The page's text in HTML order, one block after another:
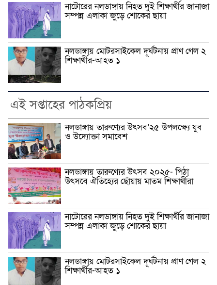
নাটোরের নলডাঙ্গায় নিহত দুই শিক্ষার্থীর জানাজা
সম্পন্ন এলাকা জুড়ে শোকের ছায়া
নলডাঙ্গায় মোটরসাইকেল দূর্ঘটনায় প্রাণ গেল ২
শিক্ষার্থীর-আহত ১
এই সপ্তাহের পাঠকপ্রিয়
নলডাঙ্গায় তারুণ্যের উৎসব’২৫ উপলক্ষ্যে যুব
ও উদ্যোক্তা সমাবেশ
নলডাঙ্গায় তারুণ্যের উৎসব ২০২৫- পিঠা
উৎসবে ঐতিহ্যের ছোঁয়ায় মাতম শিক্ষার্থীরা
নাটোরের নলডাঙ্গায় নিহত দুই শিক্ষার্থীর জানাজা
সম্পন্ন এলাকা জুড়ে শোকের ছায়া
নলডাঙ্গায় মোটরসাইকেল দূর্ঘটনায় প্রাণ গেল ২
শিক্ষার্থীর-আহত ১